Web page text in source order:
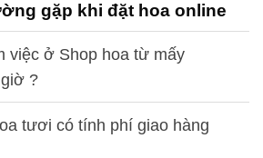
gặp khi đặt hoa online
việc ở Shop hoa từ mấy
?
tươi có tính phí giao hàng